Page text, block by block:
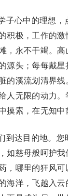
心中的理想，
积极，工作的
，永不干竭。
源头；每每戴
的溪流划清界
人无限的动力
摸索，在无知中
达目的地。您
如慈母般呵护
，哪里的狂风
海洋，飞越入